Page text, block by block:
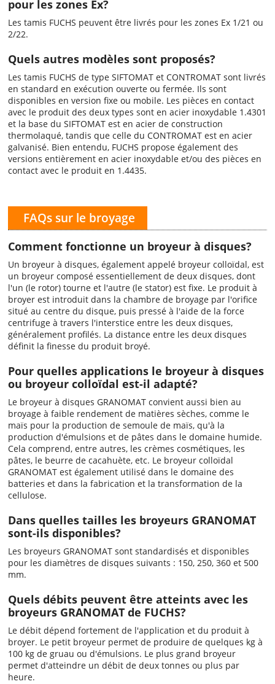
pour les zones Ex?
Les tamis FUCHS peuvent être livrés pour les zones Ex 1/21 ou
2/22.
Quels autres modèles sont proposés?
Les tamis FUCHS de type SIFTOMAT et CONTROMAT sont livrés
en standard en exécution ouverte ou fermée. Ils sont
disponibles en version fixe ou mobile. Les pièces en contact
avec le produit des deux types sont en acier inoxydable 1.4301
et la base du SIFTOMAT est en acier de construction
thermolaqué, tandis que celle du CONTROMAT est en acier
galvanisé. Bien entendu, FUCHS propose également des
versions entièrement en acier inoxydable et/ou des pièces en
contact avec le produit en 1.4435.
FAQs sur le broyage
Comment fonctionne un broyeur à disques?
Un broyeur à disques, également appelé broyeur colloïdal, est
un broyeur composé essentiellement de deux disques, dont
l'un (le rotor) tourne et l'autre (le stator) est fixe. Le produit à
broyer est introduit dans la chambre de broyage par l'orifice
situé au centre du disque, puis pressé à l'aide de la force
centrifuge à travers l'interstice entre les deux disques,
généralement profilés. La distance entre les deux disques
définit la finesse du produit broyé.
Pour quelles applications le broyeur à disques
ou broyeur colloïdal est-il adapté?
Le broyeur à disques GRANOMAT convient aussi bien au
broyage à faible rendement de matières sèches, comme le
maïs pour la production de semoule de maïs, qu'à la
production d'émulsions et de pâtes dans le domaine humide.
Cela comprend, entre autres, les crèmes cosmétiques, les
pâtes, le beurre de cacahuète, etc. Le broyeur colloïdal
GRANOMAT est également utilisé dans le domaine des
batteries et dans la fabrication et la transformation de la
cellulose.
Dans quelles tailles les broyeurs GRANOMAT
sont-ils disponibles?
Les broyeurs GRANOMAT sont standardisés et disponibles
pour les diamètres de disques suivants : 150, 250, 360 et 500
mm.
Quels débits peuvent être atteints avec les
broyeurs GRANOMAT de FUCHS?
Le débit dépend fortement de l'application et du produit à
broyer. Le petit broyeur permet de produire de quelques kg à
100 kg de gruau ou d'émulsions. Le plus grand broyeur
permet d'atteindre un débit de deux tonnes ou plus par
heure.